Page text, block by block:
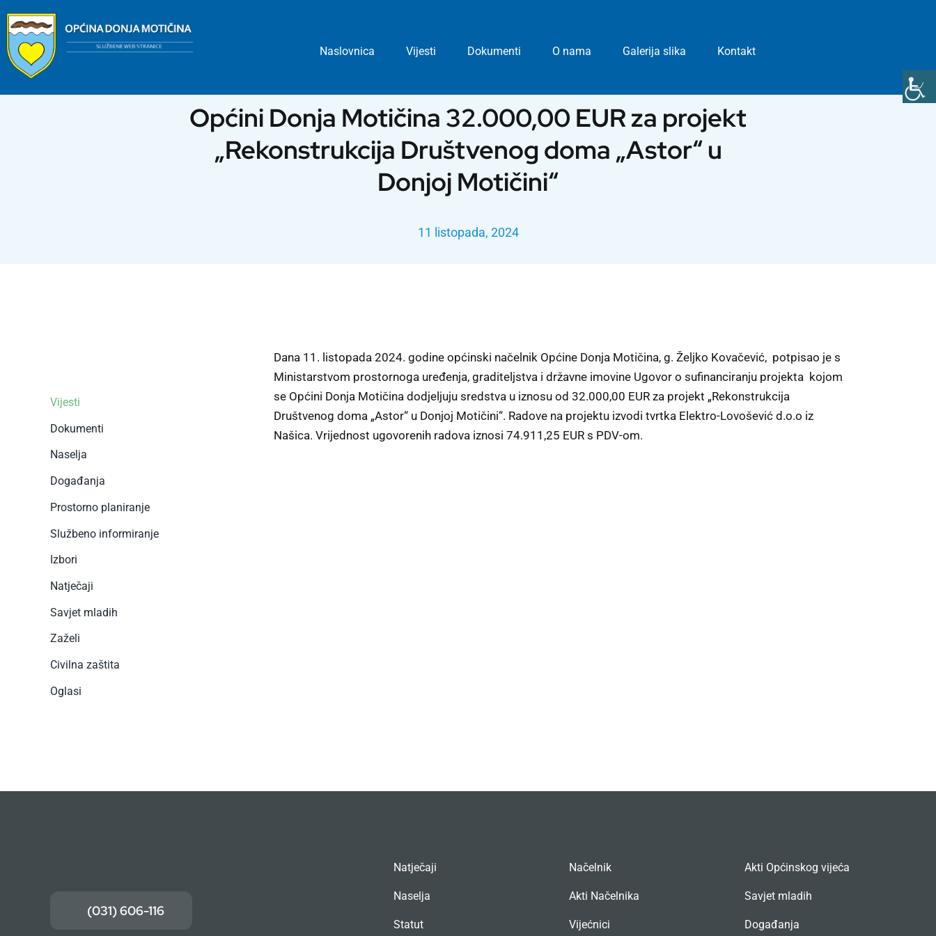
Skip
to
content
Naslovnica Vijesti Dokumenti O nama Galerija slika Kontakt
Općini Donja Motičina 32.000,00 EUR za projekt
„Rekonstrukcija Društvenog doma „Astor“ u
Donjoj Motičini“
11 listopada, 2024
Vijesti
Dokumenti
Naselja
Događanja
Prostorno planiranje
Službeno informiranje
Izbori
Natječaji
Savjet mladih
Zaželi
Civilna zaštita
Oglasi
Dana 11. listopada 2024. godine općinski načelnik Općine Donja Motičina, g. Željko Kovačević, potpisao je s
Ministarstvom prostornoga uređenja, graditeljstva i državne imovine Ugovor o sufinanciranju projekta kojom
se Općini Donja Motičina dodjeljuju sredstva u iznosu od 32.000,00 EUR za projekt „Rekonstrukcija
Društvenog doma „Astor“ u Donjoj Motičini“. Radove na projektu izvodi tvrtka Elektro-Lovošević d.o.o iz
Našica. Vrijednost ugovorenih radova iznosi 74.911,25 EUR s PDV-om.
(031) 606-116
Natječaji
Naselja
Statut
Načelnik
Akti Načelnika
Vijećnici
Akti Općinskog vijeća
Savjet mladih
Događanja